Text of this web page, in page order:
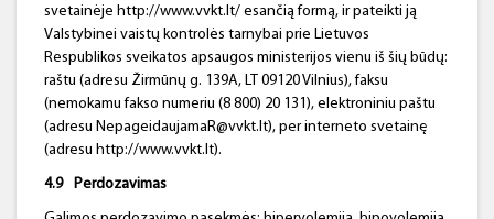
svetainėje http://www.vvkt.lt/ esančią formą, ir pateikti ją
Valstybinei vaistų kontrolės tarnybai prie Lietuvos
Respublikos sveikatos apsaugos ministerijos vienu iš šių būdų:
raštu (adresu Žirmūnų g. 139A, LT 09120 Vilnius), faksu
(nemokamu fakso numeriu (8 800) 20 131), elektroniniu paštu
(adresu NepageidaujamaR@vvkt.lt), per interneto svetainę
(adresu http://www.vvkt.lt).
4.9 Perdozavimas